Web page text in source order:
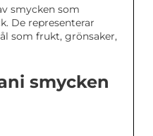
smycken som
De representerar
som frukt, grönsaker,
smycken